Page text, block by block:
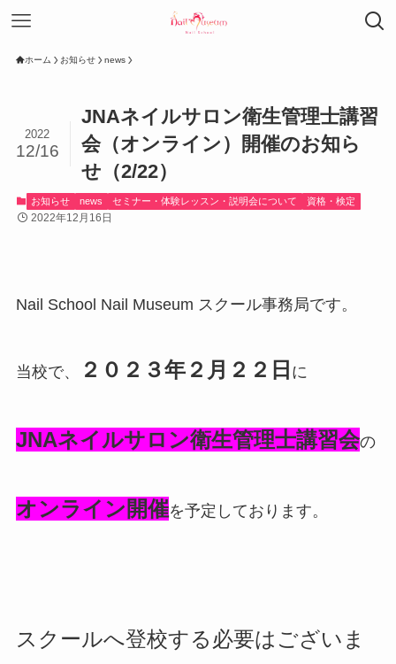
ホーム お知らせ news
JNAネイルサロン衛生管理士講習
会（オンライン）開催のお知ら
せ（2/22）
2022
12/16
お知らせ news セミナー・体験レッスン・説明会について 資格・検定
2022年12月16日
Nail School Nail Museum スクール事務局です。
当校で、 ２０２３年２月２２日 に
JNAネイルサロン衛生管理士講習会の
オンライン開催を予定しております。
スクールへ登校する必要はございま